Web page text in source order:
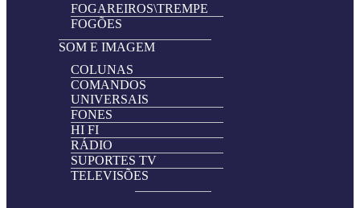
FOGAREIROS\TREMPE
FOGÕES
SOM E IMAGEM
COLUNAS
COMANDOS
UNIVERSAIS
FONES
HI FI
RÁDIO
SUPORTES TV
TELEVISÕES